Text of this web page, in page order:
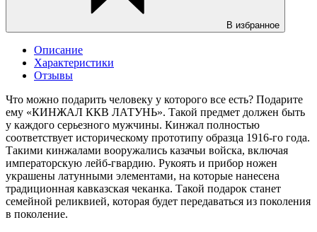
В избранное
Описание
Характеристики
Отзывы
Что можно подарить человеку у которого все есть? Подарите
ему «КИНЖАЛ ККВ ЛАТУНЬ». Такой предмет должен быть
у каждого серьезного мужчины. Кинжал полностью
соответствует историческому прототипу образца 1916-го года.
Такими кинжалами вооружались казачьи войска, включая
императорскую лейб-гвардию. Рукоять и прибор ножен
украшены латунными элементами, на которые нанесена
традиционная кавказская чеканка. Такой подарок станет
семейной реликвией, которая будет передаваться из поколения
в поколение.